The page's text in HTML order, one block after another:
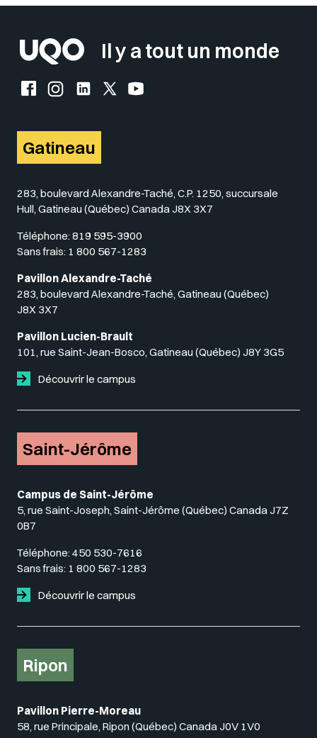
Il y a tout un monde
Facebook de l'UQO
Instagram de l'UQO
LinkedIn de l'UQO
X (Twitter) de l'UQO
YouTube de l'UQO
Gatineau
283, boulevard Alexandre-Taché, C.P. 1250, succursale
Hull, Gatineau (Québec) Canada J8X 3X7
Téléphone: 819 595-3900
Sans frais: 1 800 567-1283
Pavillon Alexandre-Taché
283, boulevard Alexandre-Taché, Gatineau (Québec)
J8X 3X7
Pavillon Lucien-Brault
101, rue Saint-Jean-Bosco, Gatineau (Québec) J8Y 3G5
Découvrir le campus
Saint-Jérôme
Campus de Saint-Jérôme
5, rue Saint-Joseph, Saint-Jérôme (Québec) Canada J7Z
0B7
Téléphone: 450 530-7616
Sans frais: 1 800 567-1283
Découvrir le campus
Ripon
Pavillon Pierre-Moreau
58, rue Principale, Ripon (Québec) Canada J0V 1V0